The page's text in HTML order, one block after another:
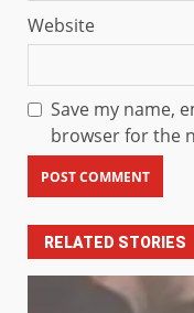
Website
Save my name,
browser for the
RELATED STORIES